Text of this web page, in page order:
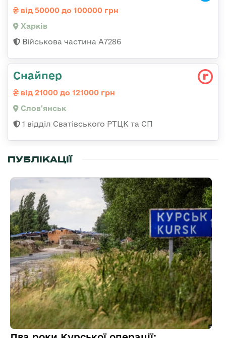
від 50000 до 100000 грн
Харків
Військова частина А7286
Снайпер
від 21000 до 121000 грн
Слов'янськ
1 відділ Сватівського РТЦК та СП
ПУБЛІКАЦІЇ